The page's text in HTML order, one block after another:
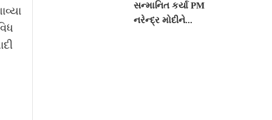
સન્માનિત કર્યા PM
નરેન્દ્ર મોદીને...